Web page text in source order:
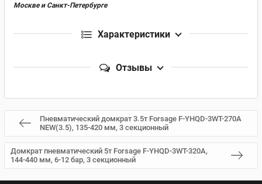
Москве и Санкт-Петербурге
Характеристики
Отзывы
Пневматический домкрат 3.5т Forsage F-YHQD-3WT-270A
NEW(3.5), 135-420 мм, 3 секционный
Домкрат пневматический 5т Forsage F-YHQD-3WT-320A,
144-440 мм, 6-12 бар, 3 секционный